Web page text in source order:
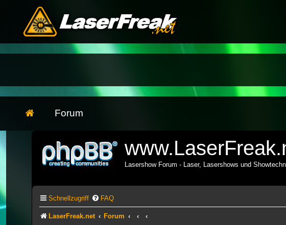
Forum
Lasershow Forum - Laser, Lasershows und
Schnellzugriff FAQ
LaserFreak.net Forum